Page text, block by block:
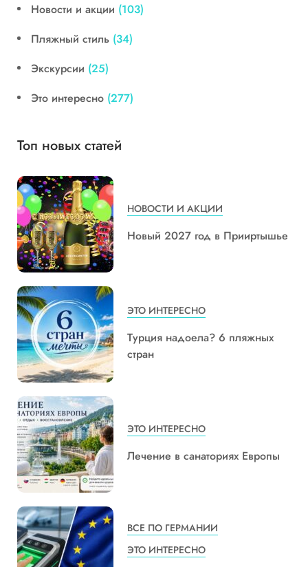
Новости и акции (103)
Пляжный стиль (34)
Экскурсии (25)
Это интересно (277)
Топ новых статей
НОВОСТИ И АКЦИИ
Новый 2027 год в Прииртышье
ЭТО ИНТЕРЕСНО
Турция надоела? 6 пляжных
стран
ЭТО ИНТЕРЕСНО
Лечение в санаториях Европы
ВСЕ ПО ГЕРМАНИИ
ЭТО ИНТЕРЕСНО